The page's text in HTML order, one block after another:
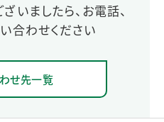
いましたら、お電話、
合わせください
せ先一覧